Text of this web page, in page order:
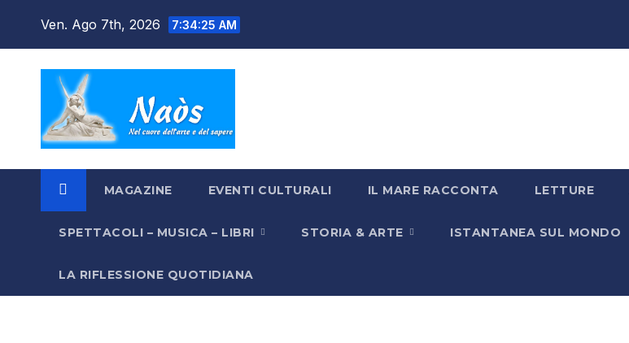
Ven. Ago 7th, 2026 7:34:26 AM
MAGAZINE EVENTI CULTURALI IL MARE RACCONTA LETTURE
SPETTACOLI – MUSICA – LIBRI STORIA & ARTE ISTANTANEA SUL MONDO
LA RIFLESSIONE QUOTIDIANA